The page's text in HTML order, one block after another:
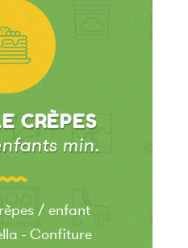
CRÈPES
min.
/ enfant
- Confiture